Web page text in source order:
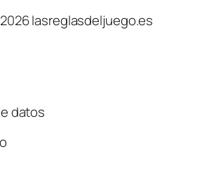
lasreglasdeljuego.es
datos